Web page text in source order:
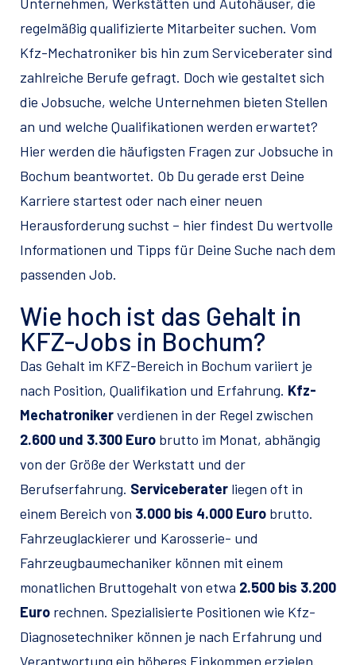
regelmäßig qualifizierte Mitarbeiter suchen. Vom
Kfz-Mechatroniker bis hin zum Serviceberater sind
zahlreiche Berufe gefragt. Doch wie gestaltet sich
die Jobsuche, welche Unternehmen bieten Stellen
an und welche Qualifikationen werden erwartet?
Hier werden die häufigsten Fragen zur Jobsuche in
Bochum beantwortet. Ob Du gerade erst Deine
Karriere startest oder nach einer neuen
Herausforderung suchst – hier findest Du wertvolle
Informationen und Tipps für Deine Suche nach dem
passenden Job.
Wie hoch ist das Gehalt in
KFZ-Jobs in Bochum?
Das Gehalt im KFZ-Bereich in Bochum variiert je
nach Position, Qualifikation und Erfahrung. Kfz-
Mechatronikerverdienen in der Regel zwischen
2.600 und 3.300 Euro brutto im Monat, abhängig
von der Größe der Werkstatt und der
Berufserfahrung. Serviceberater liegen oft in
einem Bereich von 3.000 bis 4.000 Euro brutto.
Fahrzeuglackierer und Karosserie- und
Fahrzeugbaumechaniker können mit einem
monatlichen Bruttogehalt von etwa 2.500 bis 3.200
Euro rechnen. Spezialisierte Positionen wie Kfz-
Diagnosetechniker können je nach Erfahrung und
Verantwortung ein höheres Einkommen erzielen.